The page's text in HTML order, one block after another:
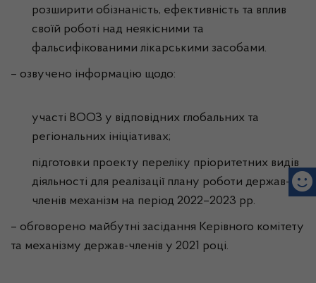
розширити обізнаність, ефективність та вплив
своїй роботі над неякісними та
фальсифікованими лікарськими засобами.
– озвучено інформацію щодо:
участі ВООЗ у відповідних глобальних та
регіональних ініціативах;
підготовки проекту переліку пріоритетних видів
діяльності для реалізації плану роботи держав-
членів механізм на період 2022–2023 рр.
– обговорено майбутні засідання Керівного комітету
та механізму держав-членів у 2021 році.